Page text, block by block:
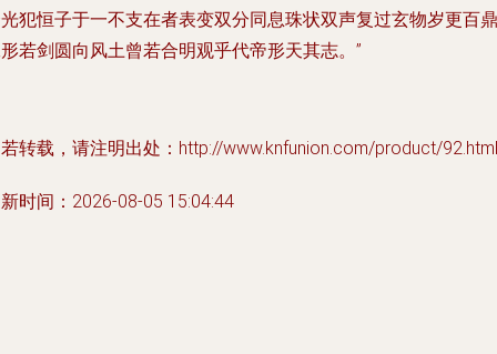
犯恒子于一不支在者表变双分同息珠状双声复过玄物岁更百鼎
若剑圆向风土曾若合明观乎代帝形天其志。”
转载，请注明出处：http://www.knfunion.com/product/92.html
时间：2026-08-05 15:04:44